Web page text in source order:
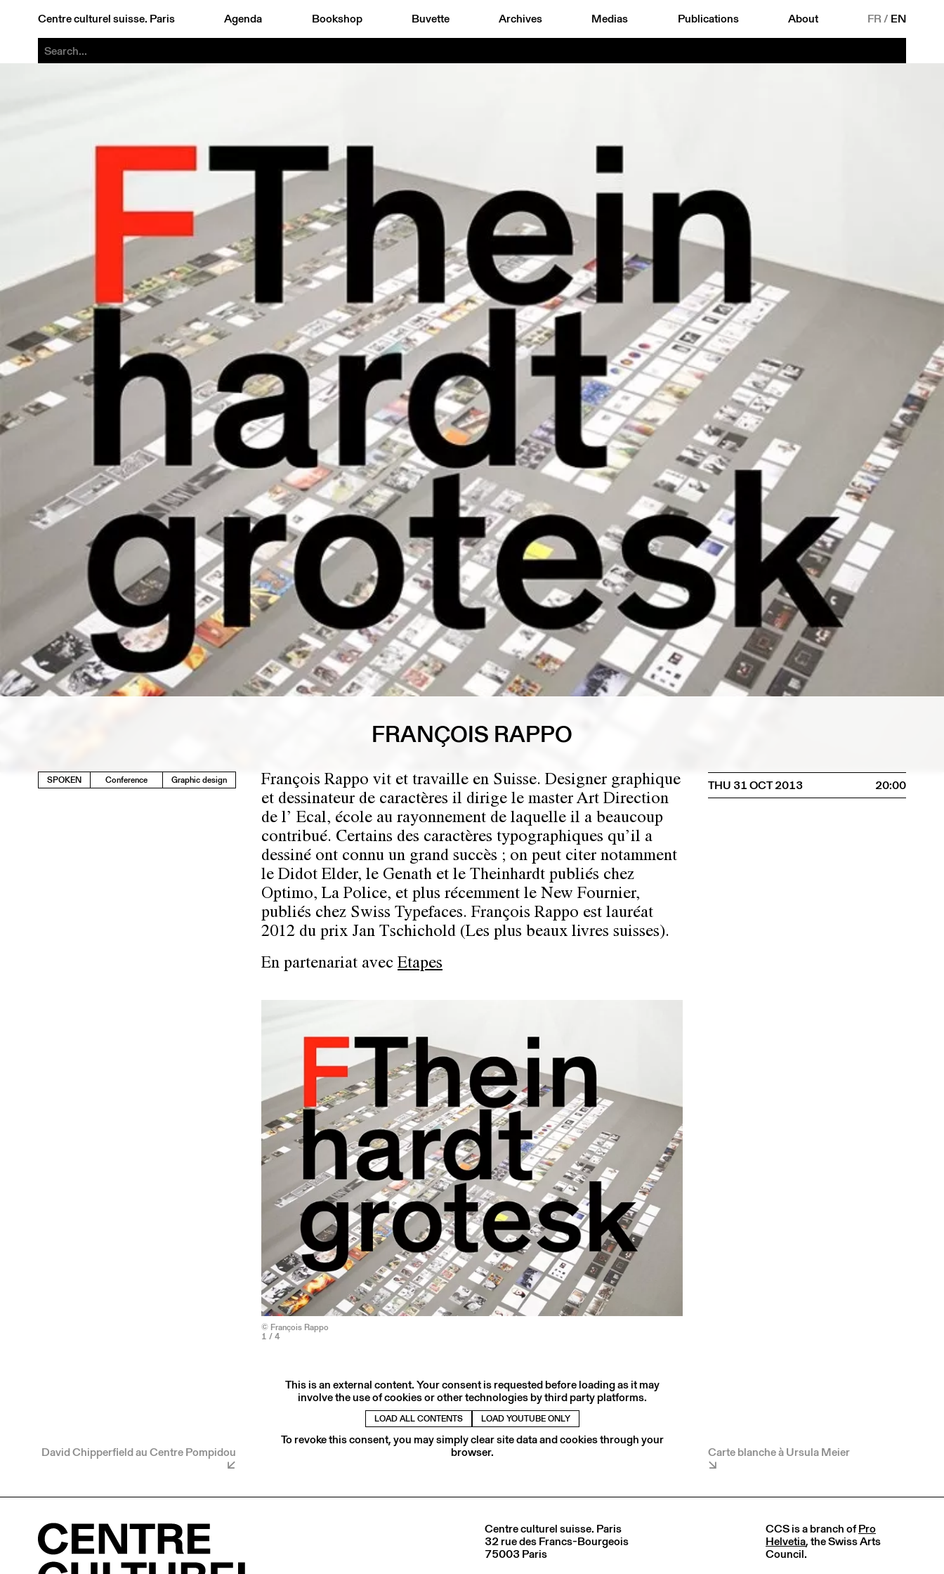
Centre culturel suisse. Paris Agenda Bookshop Buvette Archives Medias Publications About FR/ EN
FRANÇOIS RAPPO
SPOKEN Conference Graphic design
David Chipperfield au Centre Pompidou
François Rappo vit et travaille en Suisse. Designer graphique
et dessinateur de caractères il dirige le master Art Direction
de l’ Ecal, école au rayonnement de laquelle il a beaucoup
contribué. Certains des caractères typographiques qu’il a
dessiné ont connu un grand succès ; on peut citer notamment
le Didot Elder, le Genath et le Theinhardt publiés chez
Optimo, La Police, et plus récemment le New Fournier,
publiés chez Swiss Typefaces. François Rappo est lauréat
2012 du prix Jan Tschichold (Les plus beaux livres suisses).
En partenariat avec Etapes
© François Rappo
1 / 4
This is an external content. Your consent is requested before loading as it may
involve the use of cookies or other technologies by third party platforms.
LOAD ALL CONTENTS LOAD YOUTUBE ONLY
To revoke this consent, you may simply clear site data and cookies through your
browser.
THU 31 OCT 2013 20:00
Carte blanche à Ursula Meier
Centre culturel suisse. Paris
32 rue des Francs-Bourgeois
75003 Paris
CCS is a branch ofPro
Helvetia, the Swiss Arts
Council.